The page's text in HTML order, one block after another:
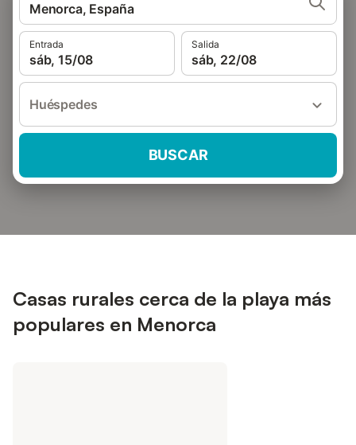
Menorca, España
Entrada
sáb, 15/08
Salida
sáb, 22/08
Huéspedes
BUSCAR
Casas rurales cerca de la playa más
populares en Menorca